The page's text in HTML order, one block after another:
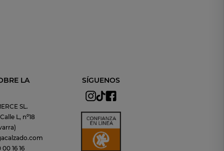
LA
SL.
L, nº18
16 16
SÍGUENOS